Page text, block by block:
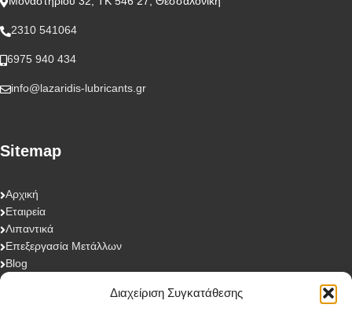
Διαχείριση Συγκατάθεσης
2310 541064
6975 940 434
info@lazaridis-lubricants.gr
Sitemap
Αρχική
Εταιρεία
Λιπαντικά
Επεξεργασία Μετάλλων
Blog